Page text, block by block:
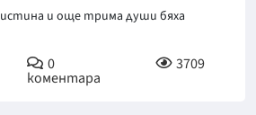
и още трима души бяха
0
коментара
3709